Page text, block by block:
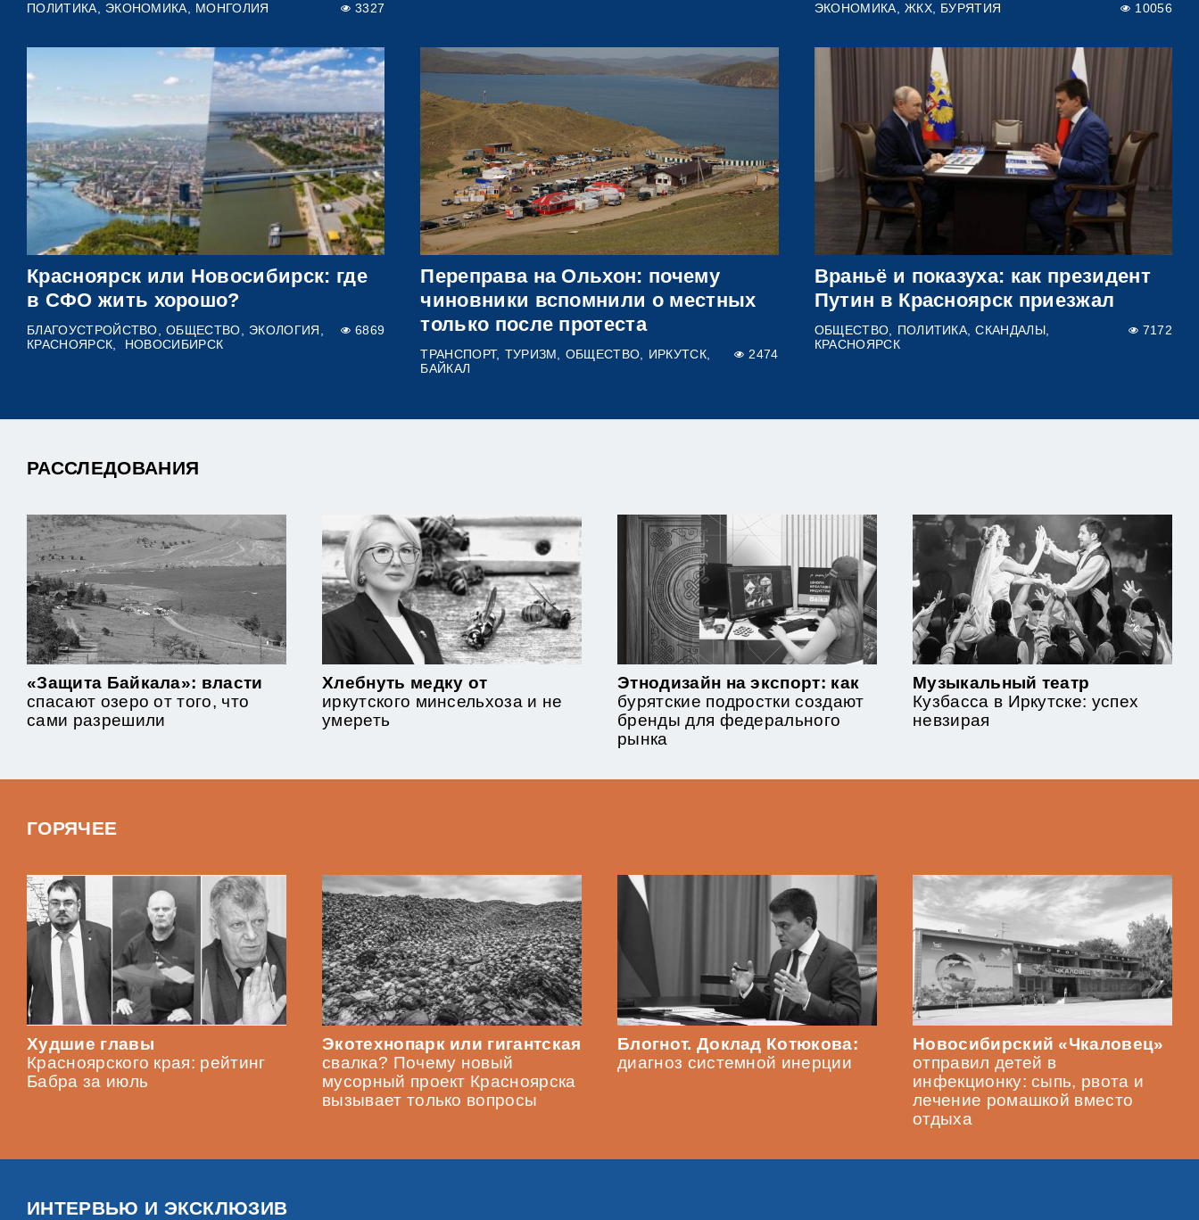
ПОЛИТИКА ЭКОНОМИКА МОНГОЛИЯ 3327 ЭКОНОМИКА ЖКХ БУРЯТИЯ 10056
Красноярск или Новосибирск: где
в СФО жить хорошо?
БЛАГОУСТРОЙСТВО ОБЩЕСТВО
ЭКОЛОГИЯ
КРАСНОЯРСК
НОВОСИБИРСК
6869
Переправа на Ольхон: почему
чиновники вспомнили о местных
только после протеста
ТРАНСПОРТ ТУРИЗМ ОБЩЕСТВО
ИРКУТСК
БАЙКАЛ
2474
Враньё и показуха: как президент
Путин в Красноярск приезжал
ОБЩЕСТВО ПОЛИТИКА
СКАНДАЛЫ
КРАСНОЯРСК
7172
РАССЛЕДОВАНИЯ
«Защита Байкала»: власти
спасают озеро от того, что
сами разрешили
Хлебнуть медку от
иркутского минсельхоза и не
умереть
Этнодизайн на экспорт: как
бурятские подростки создают
бренды для федерального
рынка
Музыкальный театр
Кузбасса в Иркутске: успех
невзирая
ГОРЯЧЕЕ
Худшие главы
Красноярского края: рейтинг
Бабра за июль
Экотехнопарк или гигантская
свалка? Почему новый
мусорный проект Красноярска
вызывает только вопросы
Блогнот. Доклад Котюкова:
диагноз системной инерции
Новосибирский «Чкаловец»
отправил детей в
инфекционку: сыпь, рвота и
лечение ромашкой вместо
отдыха
ИНТЕРВЬЮ И ЭКСКЛЮЗИВ